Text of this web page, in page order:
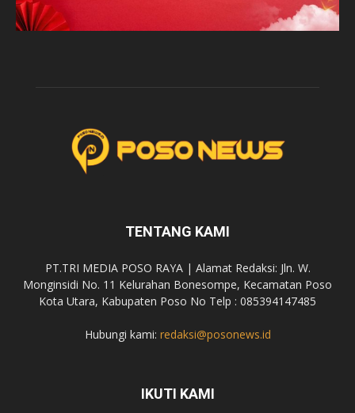
TENTANG KAMI
PT.TRI MEDIA POSO RAYA | Alamat Redaksi: Jln. W.
Monginsidi No. 11 Kelurahan Bonesompe, Kecamatan Poso
Kota Utara, Kabupaten Poso No Telp : 085394147485
Hubungi kami: redaksi@posonews.id
IKUTI KAMI